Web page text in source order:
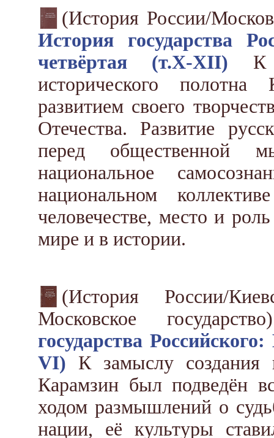
(История России/
История государства
четвёртая (т.X-XII) К
исторического
развитием своего
Отечества. Развитие
перед общественной
национальное
национальном
человечестве, место и
мире и в истории.
(История России/
Московское
государства
VI) К замыслу создания
Карамзин был подведён
ходом размышлений о
нации, её культуры